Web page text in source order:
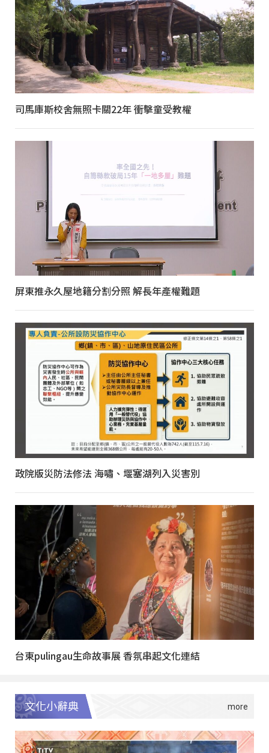
司馬庫斯校舍無照卡關22年 衝擊童受教權
屏東推永久屋地籍分割分照 解長年產權難題
政院版災防法修法 海嘯、堰塞湖列入災害別
台東pulingau生命故事展 香氛串起文化連結
文化小辭典